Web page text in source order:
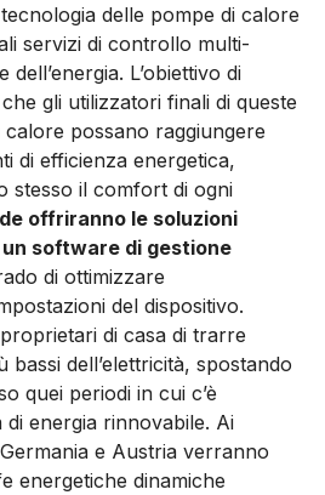
delle pompe di calore
servizi di controllo multi-
L’obiettivo di
gli utilizzatori finali di queste
possano raggiungere
di efficienza energetica,
stesso il comfort di ogni
offriranno le soluzioni
software di gestione
di ottimizzare
del dispositivo.
di casa di trarre
bassi dell’elettricità, spostando
quei periodi in cui c’è
di energia rinnovabile. Ai
e Austria verranno
energetiche dinamiche